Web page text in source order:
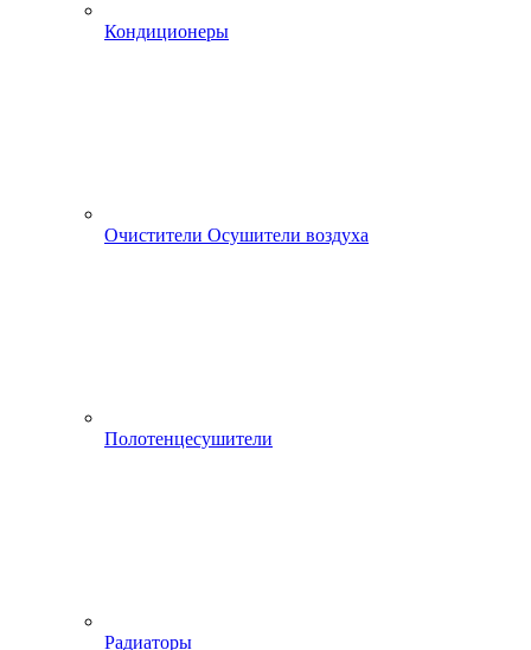
Кондиционеры
Очистители Осушители воздуха
Полотенцесушители
Радиаторы